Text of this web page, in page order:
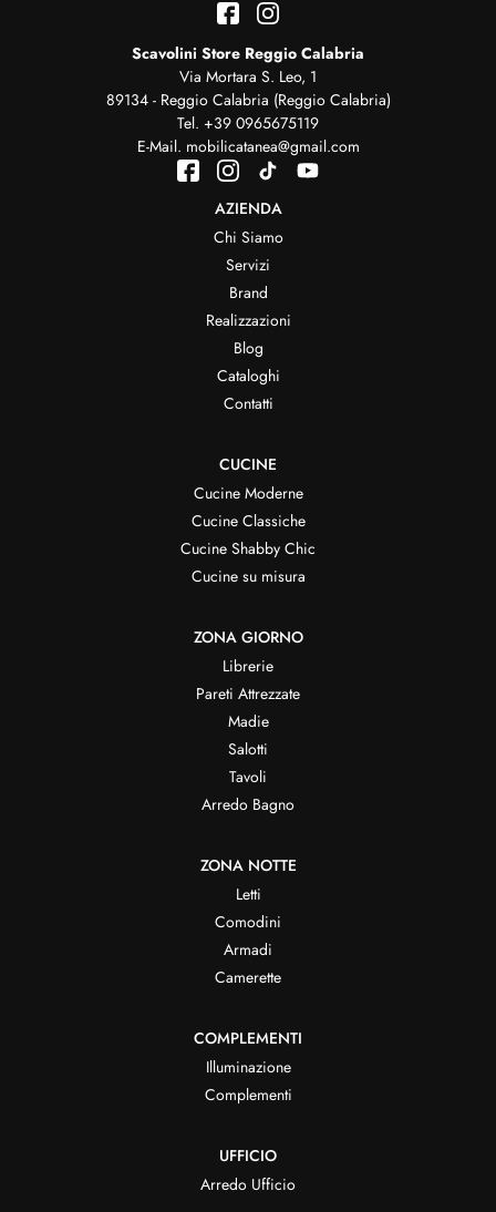
Scavolini Store Reggio Calabria
Via Mortara S. Leo, 1
89134 - Reggio Calabria (Reggio Calabria)
Tel. +39 0965675119
E-Mail. mobilicatanea@gmail.com
AZIENDA
Chi Siamo
Servizi
Brand
Realizzazioni
Blog
Cataloghi
Contatti
CUCINE
Cucine Moderne
Cucine Classiche
Cucine Shabby Chic
Cucine su misura
ZONA GIORNO
Librerie
Pareti Attrezzate
Madie
Salotti
Tavoli
Arredo Bagno
ZONA NOTTE
Letti
Comodini
Armadi
Camerette
COMPLEMENTI
Illuminazione
Complementi
UFFICIO
Arredo Ufficio